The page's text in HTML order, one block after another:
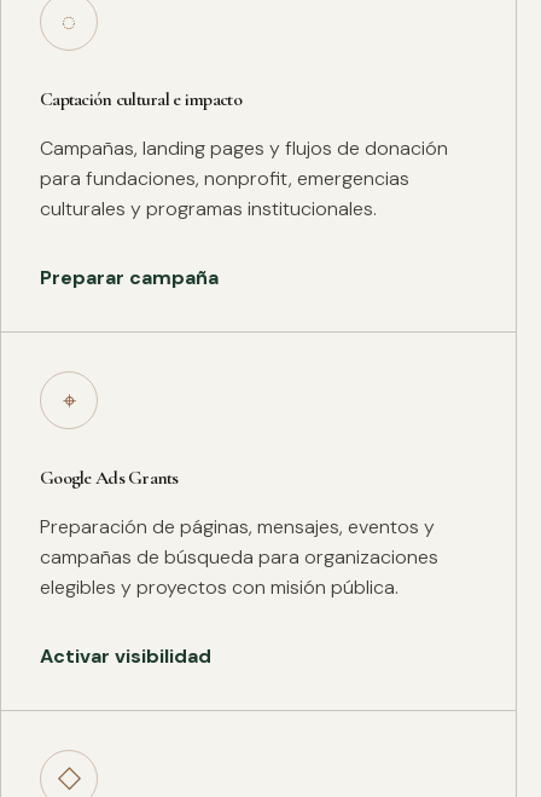
◌
Captación cultural e impacto
Campañas, landing pages y flujos de donación
para fundaciones, nonprofit, emergencias
culturales y programas institucionales.
Preparar campaña
⌖
Google Ads Grants
Preparación de páginas, mensajes, eventos y
campañas de búsqueda para organizaciones
elegibles y proyectos con misión pública.
Activar visibilidad
◇